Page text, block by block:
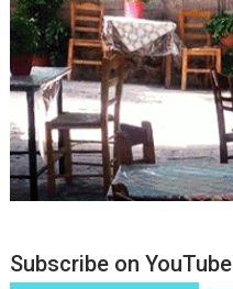
Subscribe on YouTube